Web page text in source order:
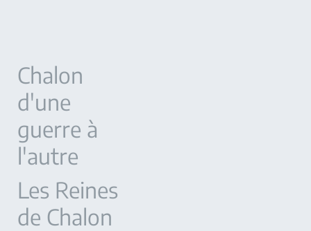
Chalon
d'une
guerre à
l'autre
Les Reines
de Chalon